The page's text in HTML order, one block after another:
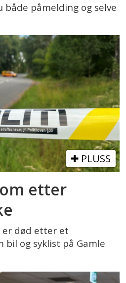
både påmelding og selve
PLUSS
etter
er død etter et
og syklist på Gamle